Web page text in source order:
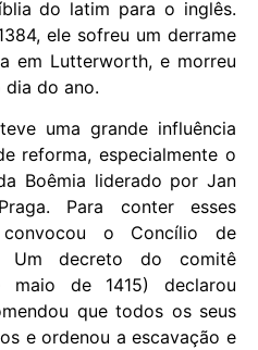
do latim para o inglês.
ele sofreu um derrame
em Lutterworth, e morreu
do ano.
uma grande influência
reforma, especialmente o
Boêmia liderado por Jan
Para conter esses
o Concílio de
Um decreto do comitê
de 1415) declarou
que todos os seus
e ordenou a escavação e